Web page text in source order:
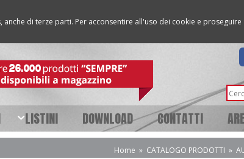
di terze parti. Per acconsentire all'uso dei cookie e proseguire
LISTINI DOWNLOAD CONTATTI
Home » CATALOGO PRODOTTI »